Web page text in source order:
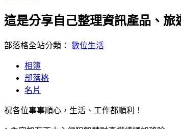
這是分享自己整理資訊產品、旅
部落格全站分類： 數位生活
相簿
部落格
名片
祝各位事事順心，生活、工作都順利！